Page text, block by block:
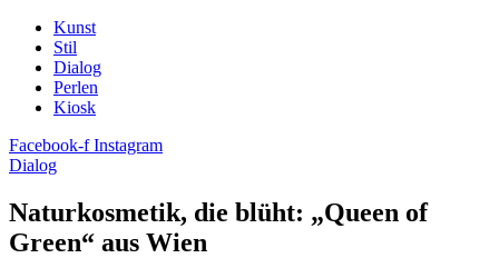
Kunst
Stil
Dialog
Perlen
Kiosk
Facebook-f Instagram
Dialog
Naturkosmetik, die blüht: „Queen of
Green“ aus Wien